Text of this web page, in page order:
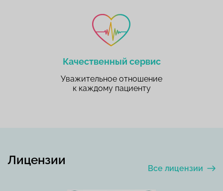
Качественный сервис
Уважительное отношение
к каждому пациенту
Лицензии
Все лицензии